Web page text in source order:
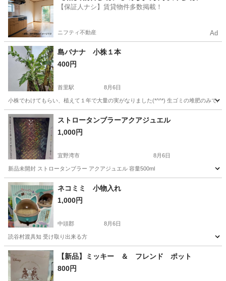
【保証人ナシ】賃貸物件多数掲載！
ニフティ不動産 Ad
島バナナ 小株１本
400円
首里駅 8月6日
小株でわけてもらい、植えて１年で大量の実がなりました(*^^*) 生ゴミの堆肥のみで
沖縄 島尻郡 首里駅 家庭用品 島バナナ
ストロータンブラーアクアジュエル
1,000円
宜野湾市 8月6日
新品未開封 ストロータンブラー アクアジュエル 容量500ml
沖縄 宜野湾市 タンブラー
ネコミミ 小物入れ
1,000円
中頭郡 8月6日
読谷村渡具知 受け取り出来る方
沖縄 中頭郡 生活雑貨
【新品】ミッキー ＆ フレンド ポット
800円